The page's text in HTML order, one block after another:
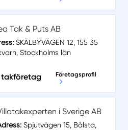
Tak & Puts AB
SKÄLBYVÄGEN 12, 155 35
Stockholms län
Företagsprofil
i Sverige AB
Spjutvägen 15, Bålsta,